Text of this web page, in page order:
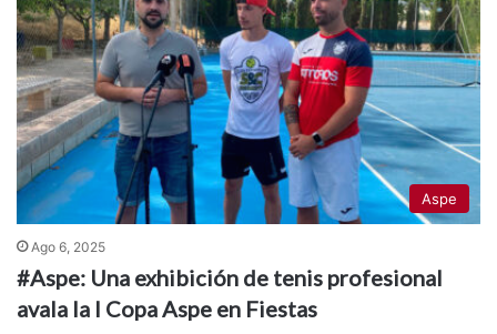
Aspe
Ago 6, 2025
#Aspe: Una exhibición de tenis profesional
avala la I Copa Aspe en Fiestas